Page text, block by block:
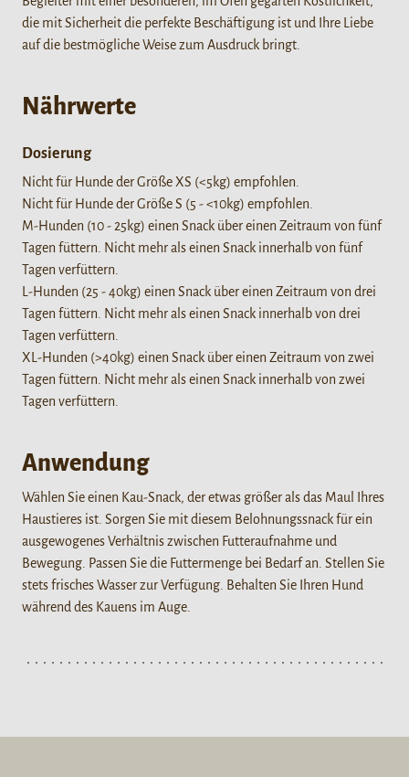
die mit Sicherheit die perfekte Beschäftigung ist und Ihre Liebe
auf die bestmögliche Weise zum Ausdruck bringt.
Nährwerte
Dosierung
Nicht für Hunde der Größe XS (<5kg) empfohlen.
Nicht für Hunde der Größe S (5 - <10kg) empfohlen.
M-Hunden (10 - 25kg) einen Snack über einen Zeitraum von fünf
Tagen füttern. Nicht mehr als einen Snack innerhalb von fünf
Tagen verfüttern.
L-Hunden (25 - 40kg) einen Snack über einen Zeitraum von drei
Tagen füttern. Nicht mehr als einen Snack innerhalb von drei
Tagen verfüttern.
XL-Hunden (>40kg) einen Snack über einen Zeitraum von zwei
Tagen füttern. Nicht mehr als einen Snack innerhalb von zwei
Tagen verfüttern.
Anwendung
Wählen Sie einen Kau-Snack, der etwas größer als das Maul Ihres
Haustieres ist. Sorgen Sie mit diesem Belohnungssnack für ein
ausgewogenes Verhältnis zwischen Futteraufnahme und
Bewegung. Passen Sie die Futtermenge bei Bedarf an. Stellen Sie
stets frisches Wasser zur Verfügung. Behalten Sie Ihren Hund
während des Kauens im Auge.